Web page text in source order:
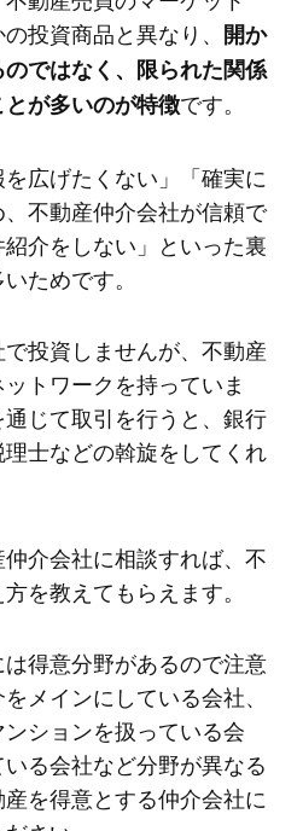
投資商品と異なり、 開か
ではなく、限られた関係
が多いのが特徴です。
広げたくない」「確実に
不動産仲介会社が信頼で
介をしない」といった裏
ためです。
投資しませんが、不動産
トワークを持っていま
じて取引を行うと、銀行
士などの斡旋をしてくれ
介会社に相談すれば、不
を教えてもらえます。
得意分野があるので注意
メインにしている会社、
ションを扱っている会
る会社など分野が異なる
を得意とする仲介会社に